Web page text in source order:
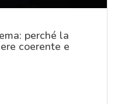
perché la
coerente e